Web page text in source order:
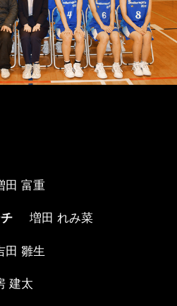
田 富重
増田 れみ菜
田 雛生
建太